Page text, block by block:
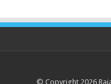
© Copyright 2026